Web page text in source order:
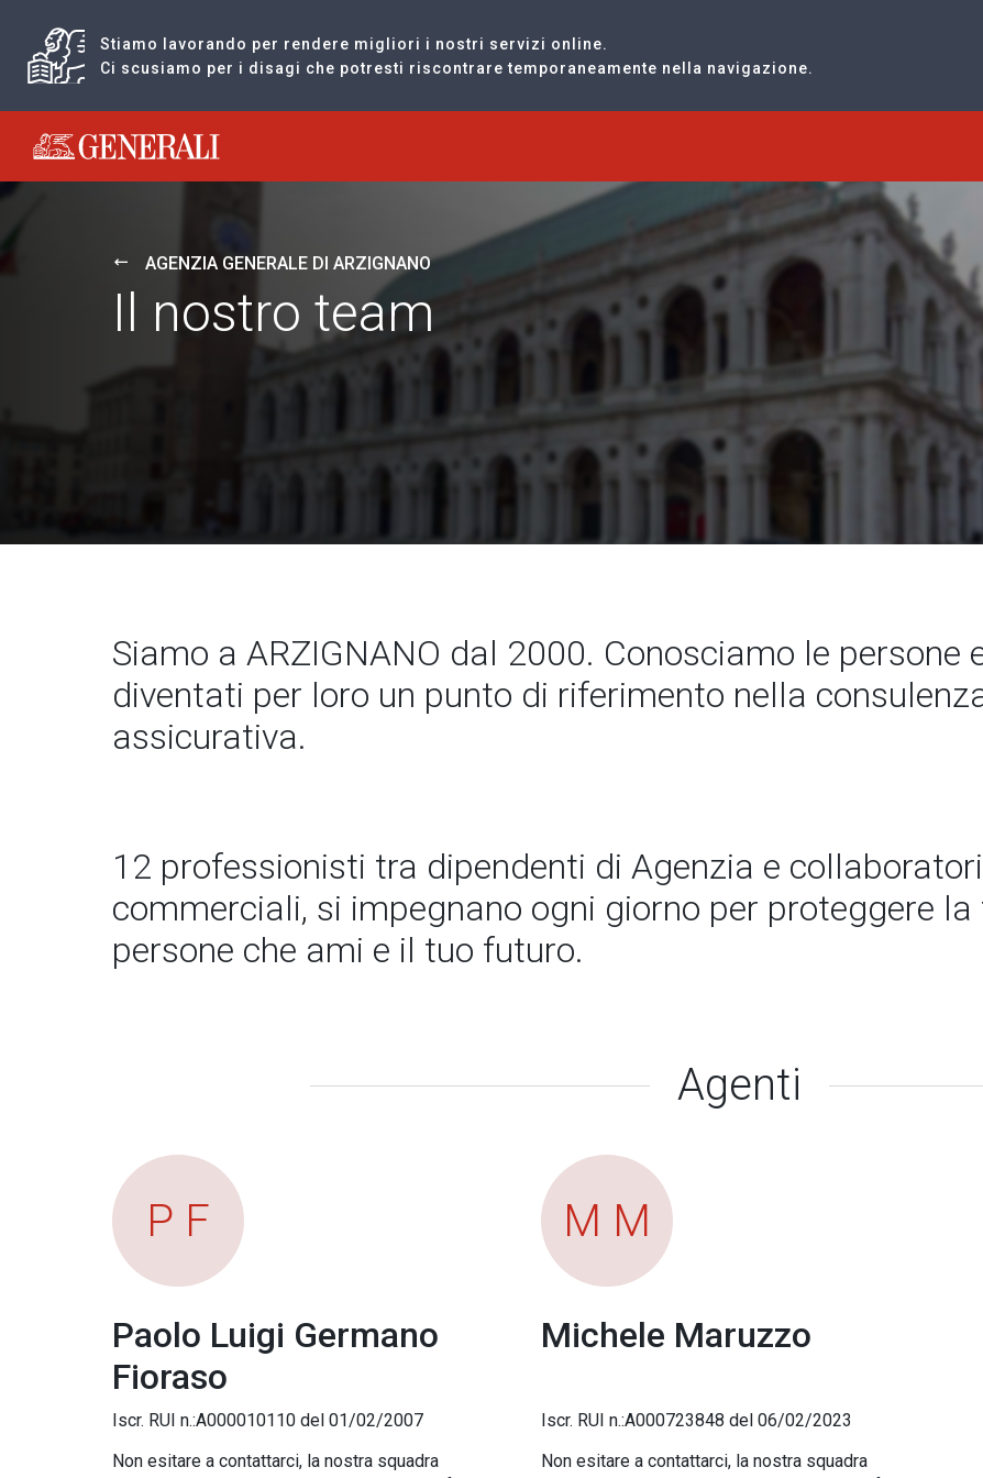
Stiamo lavorando per rendere migliori i nostri servizi online.
Ci scusiamo per i disagi che potresti riscontrare temporaneamente nella navigazione.
Generali logo
AGENZIA GENERALE DI ARZIGNANO
Il nostro team
Siamo a ARZIGNANO dal 2000. Conosciamo le persone
diventati per loro un punto di riferimento nella
assicurativa.
12 professionisti tra dipendenti di Agenzia e collaboratori
commerciali, si impegnano ogni giorno per proteggere la
persone che ami e il tuo futuro.
Agenti
P F
Paolo Luigi Germano
Fioraso
Iscr. RUI n.:A000010110 del 01/02/2007
Non esitare a contattarci, la nostra squadra
M M
Michele Maruzzo
Iscr. RUI n.:A000723848 del 06/02/2023
Non esitare a contattarci, la nostra squadra